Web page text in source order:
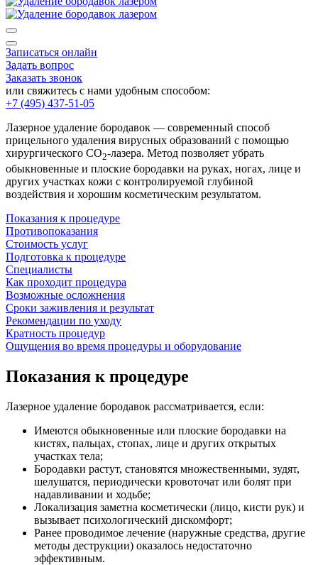
Записаться онлайн
Задать вопрос
Заказать звонок
или свяжитесь с нами удобным способом:
+7 (495) 437-51-05
Лазерное удаление бородавок — современный способ
прицельного удаления вирусных образований с помощью
хирургического СО2‑лазера. Метод позволяет убрать
обыкновенные и плоские бородавки на руках, ногах, лице и
других участках кожи с контролируемой глубиной
воздействия и хорошим косметическим результатом.
Показания к процедуре
Противопоказания
Стоимость услуг
Подготовка к процедуре
Специалисты
Как проходит процедура
Возможные осложнения
Сроки заживления и результат
Рекомендации по уходу
Кратность процедур
Ощущения во время процедуры и оборудование
Показания к процедуре
Лазерное удаление бородавок рассматривается, если:
Имеются обыкновенные или плоские бородавки на
кистях, пальцах, стопах, лице и других открытых
участках тела;
Бородавки растут, становятся множественными, зудят,
шелушатся, периодически кровоточат или болят при
надавливании и ходьбе;
Локализация заметна косметически (лицо, кисти рук) и
вызывает психологический дискомфорт;
Ранее проводимое лечение (наружные средства, другие
методы деструкции) оказалось недостаточно
эффективным.